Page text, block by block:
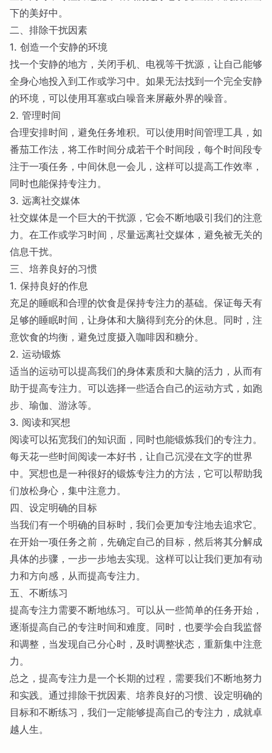
下的美好中。
二、排除干扰因素
1. 创造一个安静的环境
找一个安静的地方，关闭手机、电视等干扰源，让自己能够
全身心地投入到工作或学习中。如果无法找到一个完全安静
的环境，可以使用耳塞或白噪音来屏蔽外界的噪音。
2. 管理时间
合理安排时间，避免任务堆积。可以使用时间管理工具，如
番茄工作法，将工作时间分成若干个时间段，每个时间段专
注于一项任务，中间休息一会儿，这样可以提高工作效率，
同时也能保持专注力。
3. 远离社交媒体
社交媒体是一个巨大的干扰源，它会不断地吸引我们的注意
力。在工作或学习时间，尽量远离社交媒体，避免被无关的
信息干扰。
三、培养良好的习惯
1. 保持良好的作息
充足的睡眠和合理的饮食是保持专注力的基础。保证每天有
足够的睡眠时间，让身体和大脑得到充分的休息。同时，注
意饮食的均衡，避免过度摄入咖啡因和糖分。
2. 运动锻炼
适当的运动可以提高我们的身体素质和大脑的活力，从而有
助于提高专注力。可以选择一些适合自己的运动方式，如跑
步、瑜伽、游泳等。
3. 阅读和冥想
阅读可以拓宽我们的知识面，同时也能锻炼我们的专注力。
每天花一些时间阅读一本好书，让自己沉浸在文字的世界
中。冥想也是一种很好的锻炼专注力的方法，它可以帮助我
们放松身心，集中注意力。
四、设定明确的目标
当我们有一个明确的目标时，我们会更加专注地去追求它。
在开始一项任务之前，先确定自己的目标，然后将其分解成
具体的步骤，一步一步地去实现。这样可以让我们更加有动
力和方向感，从而提高专注力。
五、不断练习
提高专注力需要不断地练习。可以从一些简单的任务开始，
逐渐提高自己的专注时间和难度。同时，也要学会自我监督
和调整，当发现自己分心时，及时调整状态，重新集中注意
力。
总之，提高专注力是一个长期的过程，需要我们不断地努力
和实践。通过排除干扰因素、培养良好的习惯、设定明确的
目标和不断练习，我们一定能够提高自己的专注力，成就卓
越人生。